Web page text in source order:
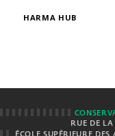
HARMA HUB
RUE DE
ÉCOLE SUPÉRIEURE DES